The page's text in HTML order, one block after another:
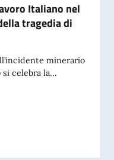
Italiano nel
tragedia di
minerario
celebra la...
Italiano nel Mondo –